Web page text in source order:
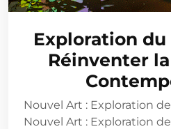
Exploration
Réinventer
Nouvel Art : Exploration
Nouvel Art : Exploration